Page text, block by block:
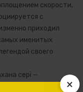
×
скорости,
с
приходил
именитых
своего
сері —
Посвящённая